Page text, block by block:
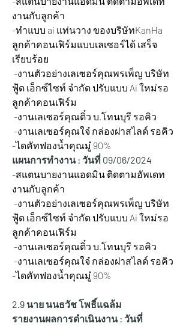
งานกับลูกค้า
-ทำแบบ ai แท่นวาง ของบริษัทKanHa
ลูกค้าคอนเฟิร์มแบบเลเซอร์ได้ เสร็จ
เรียบร้อย
-งานตัวอย่างเลเซอร์คุณพรเพ็ญ บริษัท
ฟู้ด เอ็กซ์ไซท์ จำกัด ปรับแบบ Ai ใหม่รอ
ลูกค้าคอนเฟิร์ม
-งานเลเซอร์คุณติ๋ว บ.โทนบุรี รอคิว
-งานเลเซอร์คุณใจ๋ กล่องฝาสไลด์ รอคิว
-ไดคัทฟองน้ำคุณมู๋ 90%
แผนการทำงาน : วันที่ 09/06/2024
-สแตนบายงานแอดมิน ติดตามอัพเดท
งานกับลูกค้า
-งานตัวอย่างเลเซอร์คุณพรเพ็ญ บริษัท
ฟู้ด เอ็กซ์ไซท์ จำกัด ปรับแบบ Ai ใหม่รอ
ลูกค้าคอนเฟิร์ม
-งานเลเซอร์คุณติ๋ว บ.โทนบุรี รอคิว
-งานเลเซอร์คุณใจ๋ กล่องฝาสไลด์ รอคิว
-ไดคัทฟองน้ำคุณมู๋ 90%
2.9 นาย นนธวัช โพธิ์แฉล้ม
รายงานผลการดำเนินงาน : วันที่